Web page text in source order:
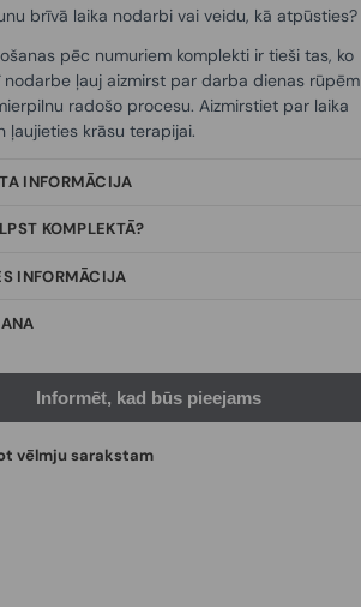
brīvā laika nodarbi vai veidu, kā atpūsties?
pēc numuriem komplekti ir tieši tas, ko
nodarbe ļauj aizmirst par darba dienas rūpēm
radošo procesu. Aizmirstiet par laika
ļaujieties krāsu terapijai.
INFORMĀCIJA
KOMPLEKTĀ?
INFORMĀCIJA
vēlmju sarakstam